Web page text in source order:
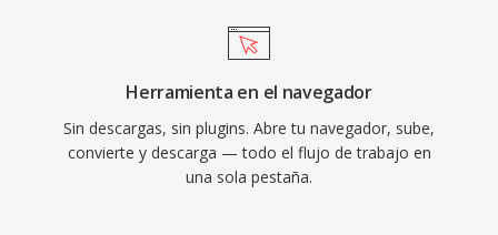
Herramienta en el navegador
Sin descargas, sin plugins. Abre tu navegador, sube,
convierte y descarga — todo el flujo de trabajo en
una sola pestaña.